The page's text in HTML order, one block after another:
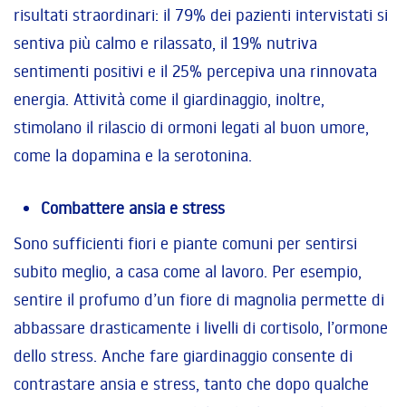
risultati straordinari: il 79% dei pazienti intervistati si
sentiva più calmo e rilassato, il 19% nutriva
sentimenti positivi e il 25% percepiva una rinnovata
energia. Attività come il giardinaggio, inoltre,
stimolano il rilascio di ormoni legati al buon umore,
come la dopamina e la serotonina.
Combattere ansia e stress
Sono sufficienti fiori e piante comuni per sentirsi
subito meglio, a casa come al lavoro. Per esempio,
sentire il profumo d’un fiore di magnolia permette di
abbassare drasticamente i livelli di cortisolo, l’ormone
dello stress. Anche fare giardinaggio consente di
contrastare ansia e stress, tanto che dopo qualche